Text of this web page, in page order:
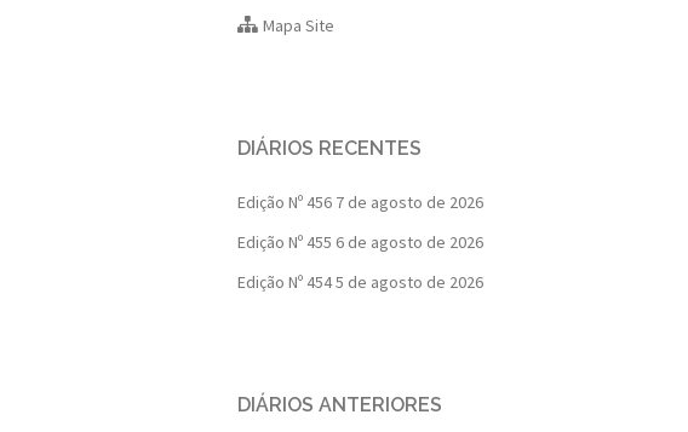
Mapa Site
DIÁRIOS RECENTES
Edição Nº 456 7 de agosto de 2026
Edição Nº 455 6 de agosto de 2026
Edição Nº 4545 de agosto de 2026
DIÁRIOS ANTERIORES